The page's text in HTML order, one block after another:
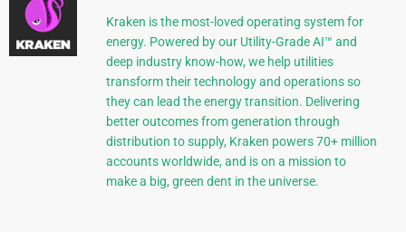
Kraken is the most-loved operating system for
energy. Powered by our Utility-Grade AI™ and
deep industry know-how, we help utilities
transform their technology and operations so
they can lead the energy transition. Delivering
better outcomes from generation through
distribution to supply, Kraken powers 70+ million
accounts worldwide, and is on a mission to
make a big, green dent in the universe.